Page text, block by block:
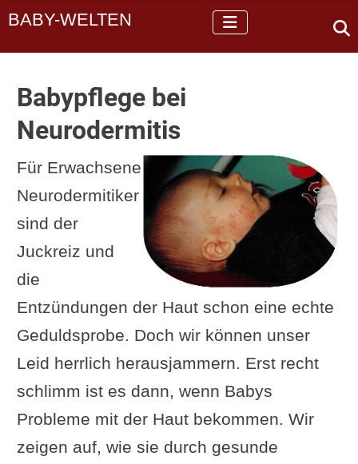
BABY-WELTEN
Babypflege bei
Neurodermitis
Für Erwachsene
Neurodermitiker
sind der
Juckreiz und
die
Entzündungen der Haut schon eine echte
Geduldsprobe. Doch wir können unser
Leid herrlich herausjammern. Erst recht
schlimm ist es dann, wenn Babys
Probleme mit der Haut bekommen. Wir
zeigen auf, wie sie durch gesunde